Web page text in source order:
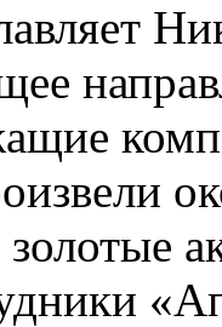
золотые